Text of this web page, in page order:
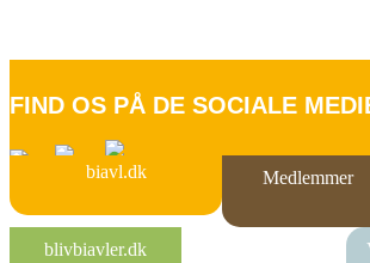
FIND OS PÅ DE SOCIALE
biavl.dk Medlemmer
blivbiavler.dk
FORSIDE